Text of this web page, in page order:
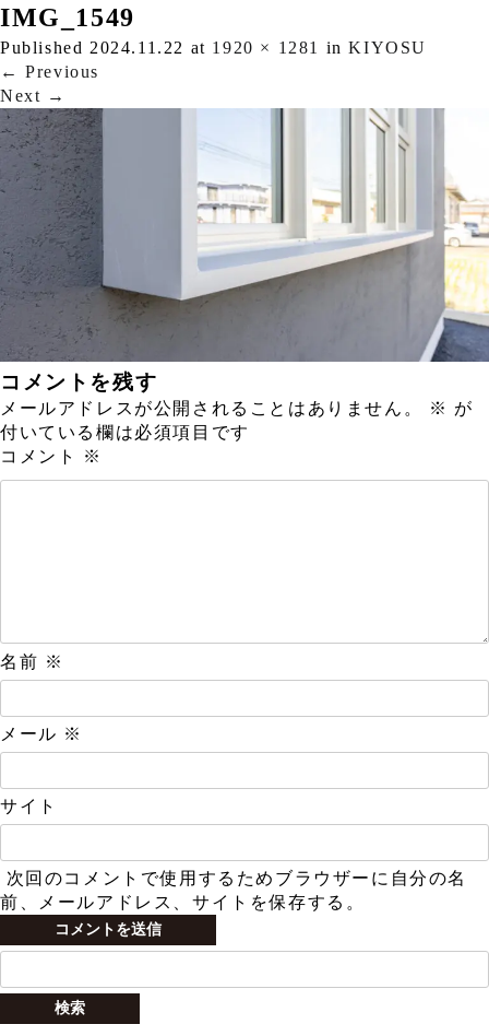
IMG_1549
Published 2024.11.22 at 1920 × 1281 inKIYOSU
← Previous
Next →
コメントを残す
メールアドレスが公開されることはありません。 ※ が
付いている欄は必須項目です
コメント
※
名前 ※
メール ※
サイト
次回のコメントで使用するためブラウザーに自分の名
前、メールアドレス、サイトを保存する。
検